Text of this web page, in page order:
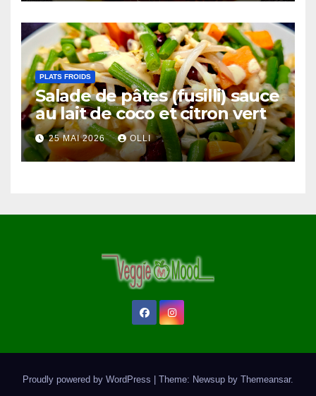
PLATS FROIDS
Salade de pâtes (fusilli) sauce
au lait de coco et citron vert
25 MAI 2026 OLLI
Proudly powered by WordPress Theme: Newsup by Themeansar.